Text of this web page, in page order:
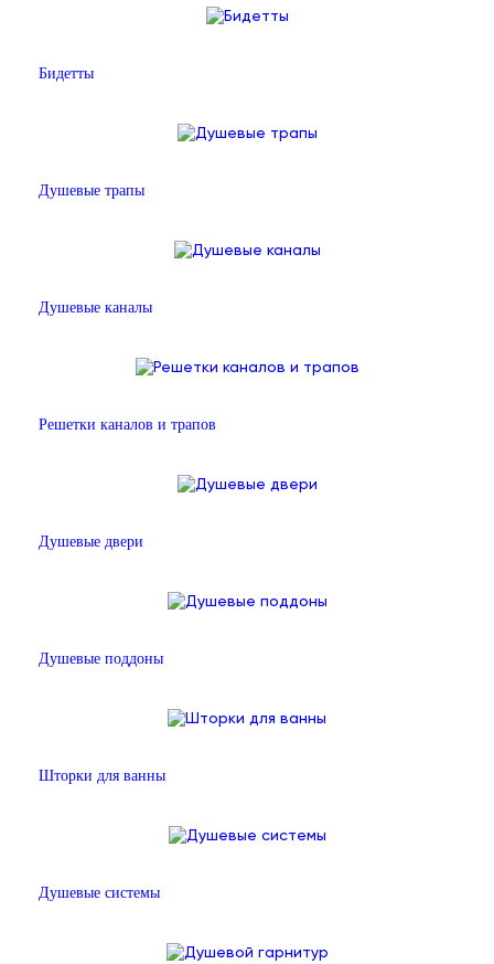
Бидетты
Душевые трапы
Душевые каналы
Решетки каналов и трапов
Душевые двери
Душевые поддоны
Шторки для ванны
Душевые системы